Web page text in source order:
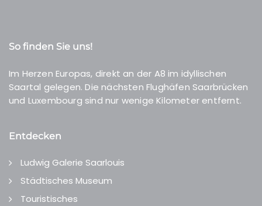
So finden Sie uns!
Im Herzen Europas, direkt an der A8 im idyllischen
Saartal gelegen. Die nächsten Flughäfen Saarbrücken
und Luxembourg sind nur wenige Kilometer entfernt.
Entdecken
Ludwig Galerie Saarlouis
Städtisches Museum
Touristisches